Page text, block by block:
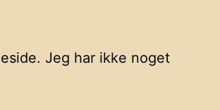
Jeg har ikke noget